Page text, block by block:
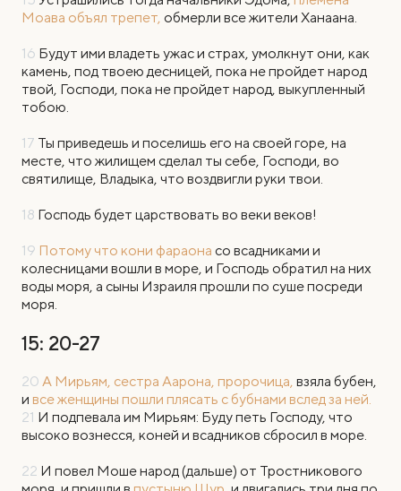
Моава объял трепет, обмерли все жители Ханаана.
16 Будут ими владеть ужас и страх, умолкнут они, как
камень, под твоею десницей, пока не пройдет народ
твой, Господи, пока не пройдет народ, выкупленный
тобою.
17 Ты приведешь и поселишь его на своей горе, на
месте, что жилищем сделал ты себе, Господи, во
святилище, Владыка, что воздвигли руки твои.
18 Господь будет царствовать во веки веков!
19 Потому что кони фараона со всадниками и
колесницами вошли в море, и Господь обратил на них
воды моря, а сыны Израиля прошли по суше посреди
моря.
15: 20-27
20 А Мирьям, сестра Аарона, пророчица, взяла бубен,
и все женщины пошли плясать с бубнами вслед за ней.
21 И подпевала им Мирьям: Буду петь Господу, что
высоко вознесся, коней и всадников сбросил в море.
22 И повел Моше народ (дальше) от Тростникового